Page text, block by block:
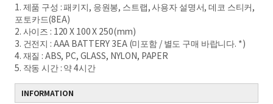
1. 제품 구성 : 패키지, 응원봉, 스트랩, 사용자 설명서, 데코 스티커,
포토카드(8EA)
2. 사이즈 : 120 X 100 X 250(mm)
3. 건전지 : AAA BATTERY 3EA (미포함 / 별도 구매 바랍니다. *)
4. 재질 : ABS, PC, GLASS, NYLON, PAPER
5. 작동 시간 : 약 4시간
INFORMATION